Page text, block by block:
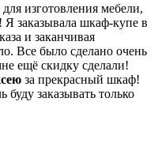
изготовления мебели,
заказывала шкаф-купе в
и заканчивая
Все было сделано очень
ещё скидку сделали!
за прекрасный шкаф!
заказывать только